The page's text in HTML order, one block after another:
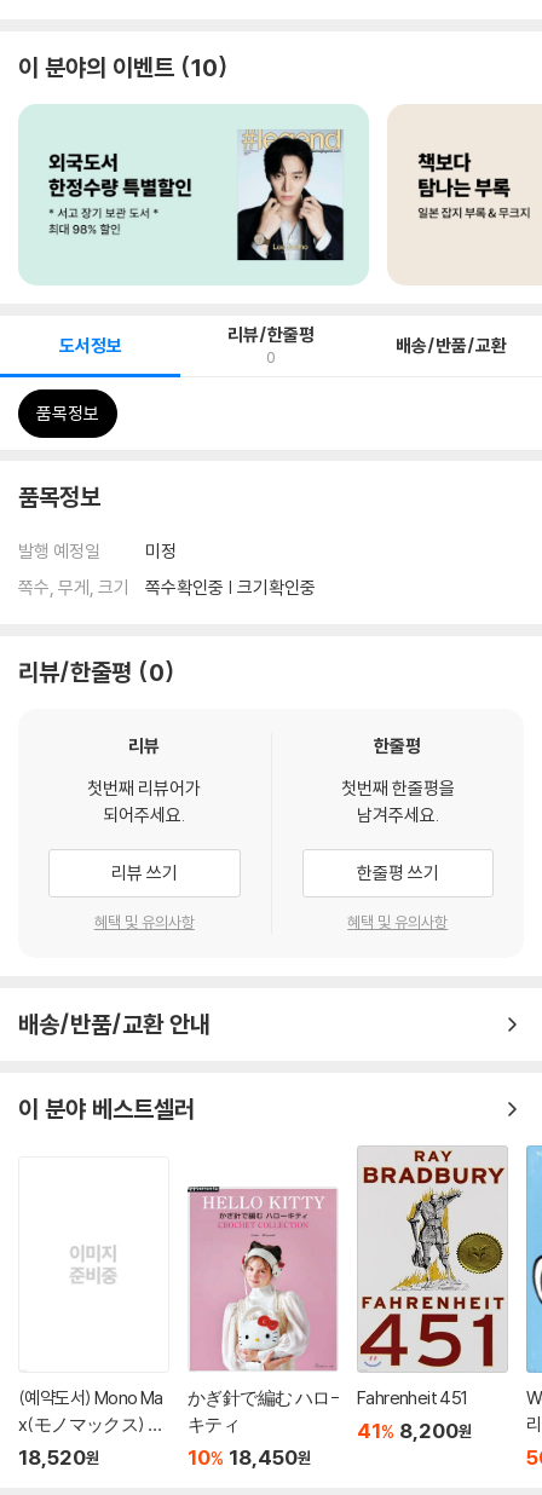
이 분야의 이벤트 10
도서정보 리뷰/한줄평
0 배송/반품/교환
품목정보
품목정보
발행 예정일
미정
쪽수, 무게, 크기
쪽수확인중 | 크기확인중
리뷰/한줄평 0
리뷰
첫번째 리뷰어가
되어주세요.
리뷰 쓰기
혜택 및 유의사항
한줄평
첫번째 한줄평을
남겨주세요.
한줄평 쓰기
혜택 및 유의사항
배송/반품/교환 안내
이 분야 베스트셀러
(예약도서) Mono Ma
x(モノマックス) 20
26年10月號
18,520원
かぎ針で編む ハロ-
キティ
10% 18,450원
Fahrenheit 451
41% 8,200원
'